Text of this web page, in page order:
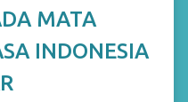
MATA
INDONESIA